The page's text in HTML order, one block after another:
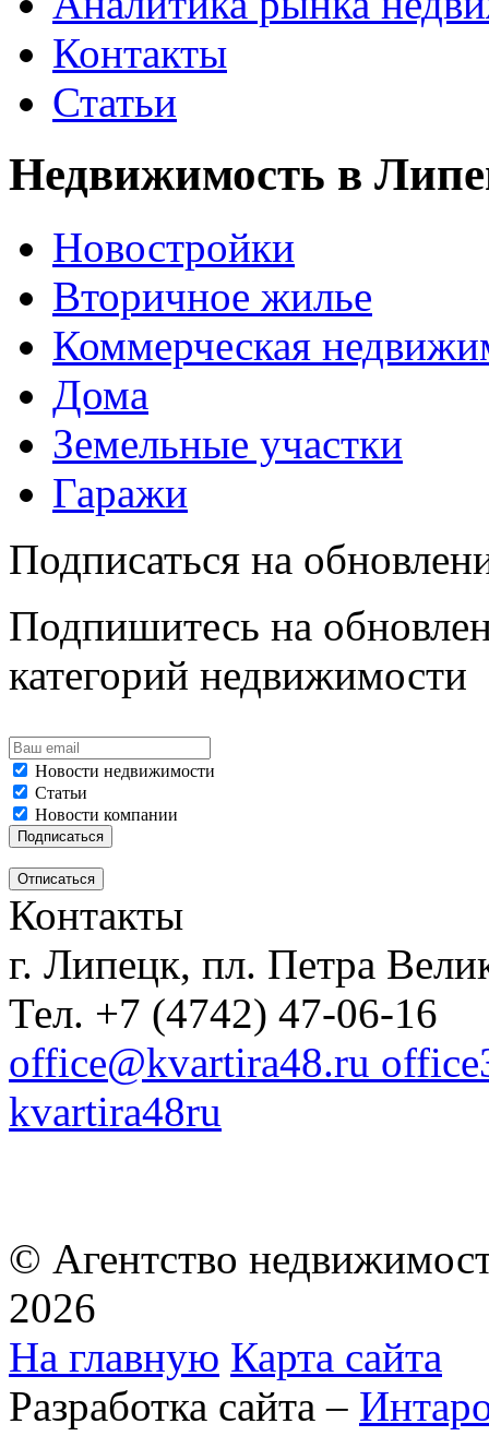
Контакты
Статьи
Недвижимость в
Новостройки
Вторичное жилье
Коммерческая
Дома
Земельные участки
Гаражи
Подписаться на
Подпишитесь на
категорий недвижимости
Новости недвижимости
Статьи
Новости компании
Контакты
г. Липецк, пл. Петра
Тел. +7 (4742) 47-06-16
office@kvartira48.ru
kvartira48ru
© Агентство
2026
На главную Карта сайта
Разработка сайта –